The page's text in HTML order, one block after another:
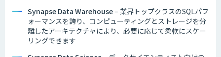
Synapse Data Warehouse– 業界トップクラスのSQLパフ
ォーマンスを誇り、コンピューティングとストレージを分
離したアーキテクチャにより、必要に応じて柔軟にスケー
リングできます